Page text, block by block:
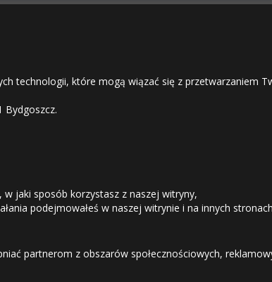
technologii, które mogą wiązać się z przetwarzaniem
Bydgoszcz.
jaki sposób korzystasz z naszej witryny,
podejmowałeś w naszej witrynie i na innych
partnerom z obszarów społecznościowych,
Toyo Proxes R52A
umowy